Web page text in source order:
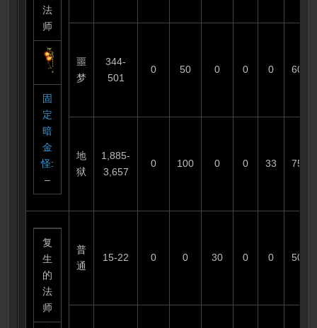
法
师
固
定
暗
金
怪:
–
噩
梦
344-
501
0 50 0 0 0 60
地
狱
1,885-
3,657
0 100 0 0 33 75
复
生
的
法
师
普
通
15-22 0 0 30 0 0 50